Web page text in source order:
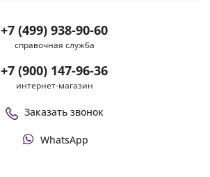
+7 (499) 938-90-60
справочная служба
+7 (900) 147-96-36
интернет-магазин
Заказать звонок
WhatsApp